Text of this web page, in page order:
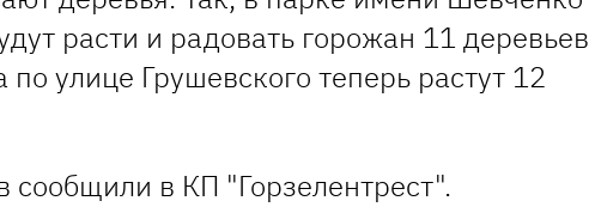
расти и радовать горожан 11 деревьев
по улице Грушевского теперь растут 12
сообщили в КП "Горзелентрест".